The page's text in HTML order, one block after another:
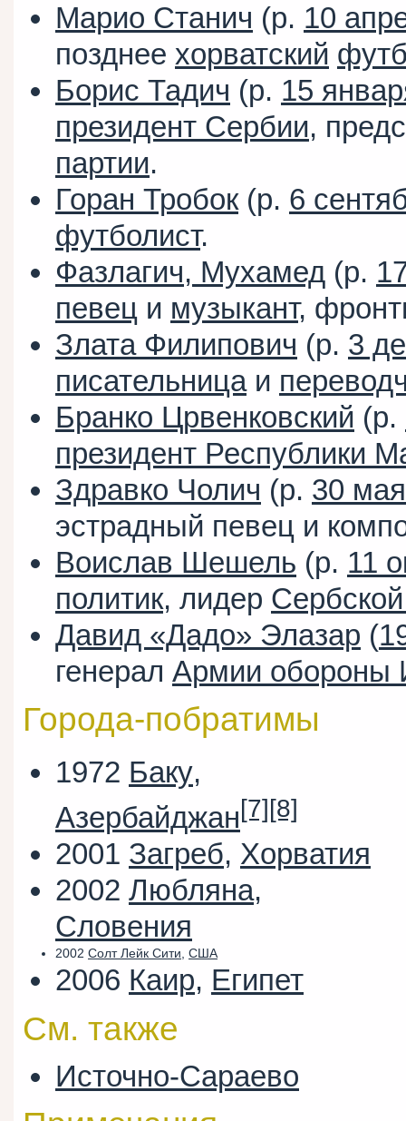
Марио Станич (р. 10
позднее хорватский
Борис Тадич (р. 15
президент Сербии,
партии.
Горан Тробок(р. 6
футболист.
Фазлагич, Мухамед (р.
певец и музыкант,
Злата Филипович (р. 3
писательницаи
Бранко Црвенковский (р.
президент Республики
Здравко Чолич (р. 30 мая
эстрадный певец и
Воислав Шешель (р. 11
политик, лидер
Давид «Дадо» Элазар (
генерал Армии обороны
Города-побратимы
1972 Баку,
Азербайджан[7] [8]
2001 Загреб, Хорватия
2002 Любляна,
Словения
2002 Солт Лейк Сити, США
2006 Каир, Египет
См. также
Источно-Сараево